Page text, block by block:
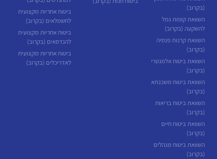
(בקרוב)
השוואת קופות גמל
להשקעה (בקרוב)
השוואת קרנות פנסיה
(בקרוב)
השוואת ביטוח אלמנטרי
(בקרוב)
השוואת ביטוח משכנתא
(בקרוב)
השוואת ביטוח בריאות
(בקרוב)
השוואת ביטוח חיים
(בקרוב)
השוואת ביטוח מנהלים
(בקרוב)
ביטוח אחריות מקצועית
לחשמלאים (בקרוב)
ביטוח אחריות מקצועית
להנדסאים (בקרוב)
ביטוח אחריות מקצועית
לאדריכלים (בקרוב)